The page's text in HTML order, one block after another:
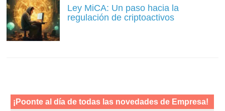
Ley MiCA: Un paso hacia la
regulación de criptoactivos